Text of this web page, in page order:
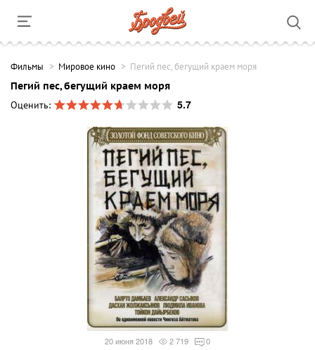
Фильмы Мировое кино Пегий пес, бегущий краем моря
Пегий пес, бегущий краем моря
Оценить:
5.7
20 июня 2018 2 719 0